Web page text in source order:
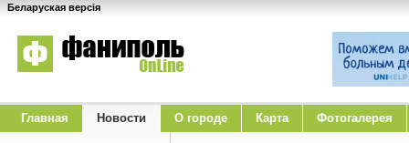
Беларуская версія
Главная Новости O городе Карта Фотогалерея